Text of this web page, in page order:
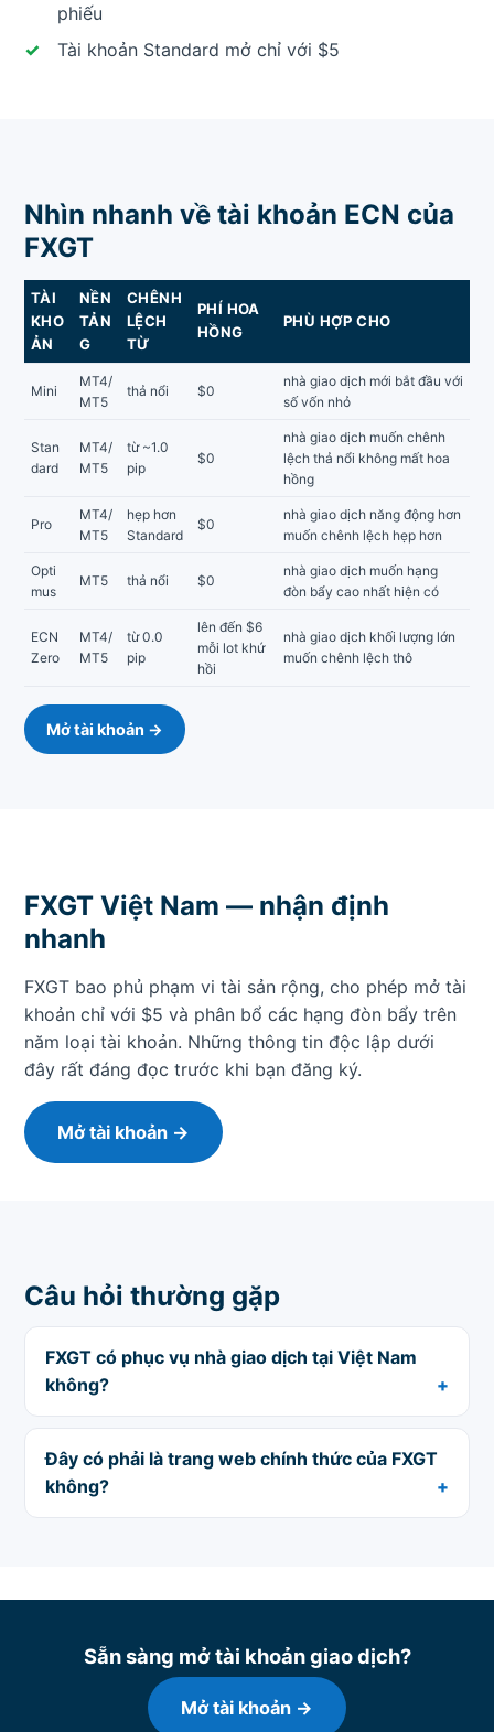
phiếu
Tài khoản Standard mở chỉ với $5
Nhìn nhanh về tài khoản ECN của
FXGT
TÀI
KHO
ẢN
NỀN
TẢN
G
CHÊNH
LỆCH
TỪ
PHÍ HOA
HỒNG
PHÙ HỢP CHO
Mini
MT4/
MT5
thả nổi $0
nhà giao dịch mới bắt đầu với
số vốn nhỏ
Stan
dard
MT4/
MT5
từ ~1.0
pip
$0
nhà giao dịch muốn chênh
lệch thả nổi không mất hoa
hồng
Pro
MT4/
MT5
hẹp hơn
Standard
$0
nhà giao dịch năng động hơn
muốn chênh lệch hẹp hơn
Opti
mus
MT5 thả nổi $0
nhà giao dịch muốn hạng
đòn bẩy cao nhất hiện có
ECN
Zero
MT4/
MT5
từ 0.0
pip
lên đến $6
mỗi lot khứ
hồi
nhà giao dịch khối lượng lớn
muốn chênh lệch thô
Mở tài khoản →
FXGT Việt Nam — nhận định
nhanh
FXGT bao phủ phạm vi tài sản rộng, cho phép mở tài
khoản chỉ với $5 và phân bổ các hạng đòn bẩy trên
năm loại tài khoản. Những thông tin độc lập dưới
đây rất đáng đọc trước khi bạn đăng ký.
Mở tài khoản →
Câu hỏi thường gặp
FXGT có phục vụ nhà giao dịch tại Việt Nam
không?
Đây có phải là trang web chính thức của FXGT
không?
Sẵn sàng mở tài khoản giao dịch?
Mở tài khoản →